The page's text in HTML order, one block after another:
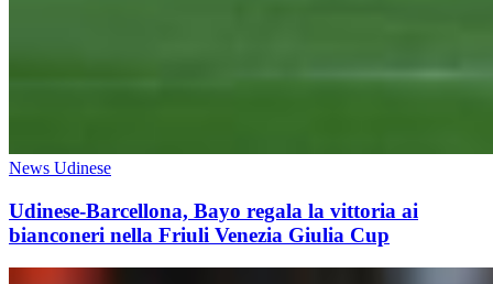
News Udinese
Udinese-Barcellona, Bayo regala la vittoria ai
bianconeri nella Friuli Venezia Giulia Cup